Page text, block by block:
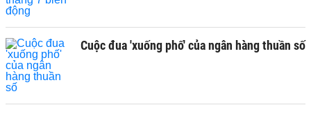
Cuộc đua 'xuống phố' của ngân hàng thuần số